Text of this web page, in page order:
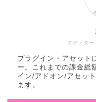
エディタ
プラグイン・アセット
ー。これまでの課金総
イン/アドオン/アセッ
ます。